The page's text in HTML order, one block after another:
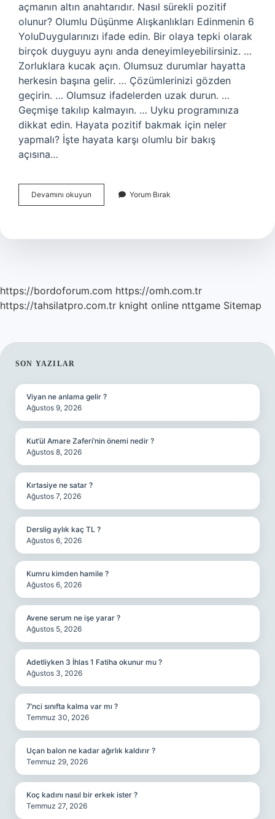
açmanın altın anahtarıdır. Nasıl sürekli pozitif
olunur? Olumlu Düşünme Alışkanlıkları Edinmenin 6
YoluDuygularınızı ifade edin. Bir olaya tepki olarak
birçok duyguyu aynı anda deneyimleyebilirsiniz. …
Zorluklara kucak açın. Olumsuz durumlar hayatta
herkesin başına gelir. … Çözümlerinizi gözden
geçirin. … Olumsuz ifadelerden uzak durun. …
Geçmişe takılıp kalmayın. … Uyku programınıza
dikkat edin. Hayata pozitif bakmak için neler
yapmalı? İşte hayata karşı olumlu bir bakış
açısına…
Devamını okuyun
Düşünmek
Yapmalı
Yorum Bırak
https://bordoforum.com https://omh.com.tr
https://tahsilatpro.com.tr knight online nttgame Sitemap
SIDEBAR
SON YAZILAR
Viyan ne anlama gelir ?
Ağustos 9, 2026
Kut’ül Amare Zaferi’nin önemi nedir ?
Ağustos 8, 2026
Kırtasiye ne satar ?
Ağustos 7, 2026
Derslig aylık kaç TL ?
Ağustos 6, 2026
Kumru kimden hamile ?
Ağustos 6, 2026
Avene serum ne işe yarar ?
Ağustos 5, 2026
Adetliyken 3 İhlas 1 Fatiha okunur mu ?
Ağustos 3, 2026
7’nci sınıfta kalma var mı ?
Temmuz 30, 2026
Uçan balon ne kadar ağırlık kaldırır ?
Temmuz 29, 2026
Koç kadını nasıl bir erkek ister ?
Temmuz 27, 2026